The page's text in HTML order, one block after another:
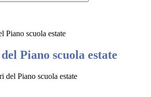
Piano scuola estate
Piano scuola estate
del Piano scuola estate